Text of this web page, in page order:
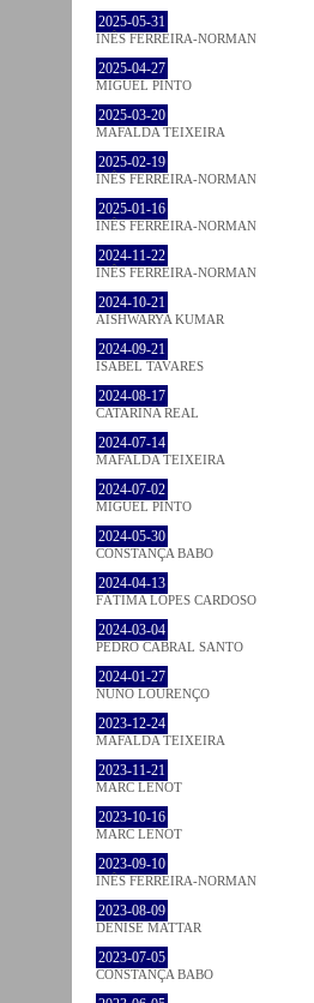
2025-05-31
INÊS FERREIRA-NORMAN
2025-04-27
MIGUEL PINTO
2025-03-20
MAFALDA TEIXEIRA
2025-02-19
INÊS FERREIRA-NORMAN
2025-01-16
INÊS FERREIRA-NORMAN
2024-11-22
INÊS FERREIRA-NORMAN
2024-10-21
AISHWARYA KUMAR
2024-09-21
ISABEL TAVARES
2024-08-17
CATARINA REAL
2024-07-14
MAFALDA TEIXEIRA
2024-07-02
MIGUEL PINTO
2024-05-30
CONSTANÇA BABO
2024-04-13
FÁTIMA LOPES CARDOSO
2024-03-04
PEDRO CABRAL SANTO
2024-01-27
NUNO LOURENÇO
2023-12-24
MAFALDA TEIXEIRA
2023-11-21
MARC LENOT
2023-10-16
MARC LENOT
2023-09-10
INÊS FERREIRA-NORMAN
2023-08-09
DENISE MATTAR
2023-07-05
CONSTANÇA BABO